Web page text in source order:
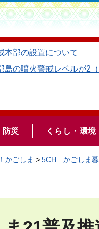
本部の設置について
島の噴火警戒レベルが2
災 くらし・環境
かごしま > 5CH かごしま